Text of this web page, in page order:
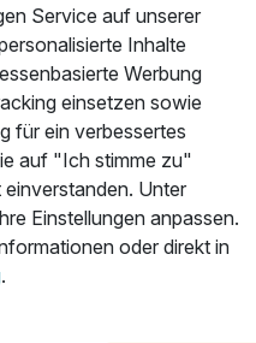
Wald - Vital
Zimmer
vom Buffet
Buffet
Service auf unserer
Inhalte
Werbung
einsetzen sowie
für ein verbessertes
auf "Ich stimme zu"
einverstanden. Unter
Einstellungen anpassen.
oder direkt in
.